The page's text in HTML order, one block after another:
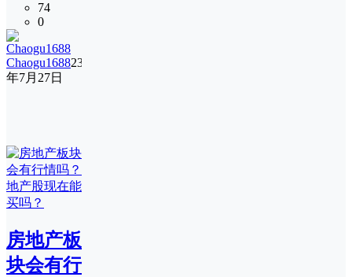
74
0
Chaogu168823
年7月27日
房地产板
块会有行